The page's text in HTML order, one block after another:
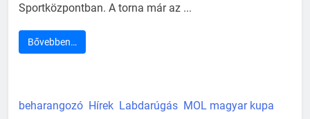
Sportközpontban. A torna már az ...
Bővebben…
beharangozó Hírek Labdarúgás MOL magyar kupa